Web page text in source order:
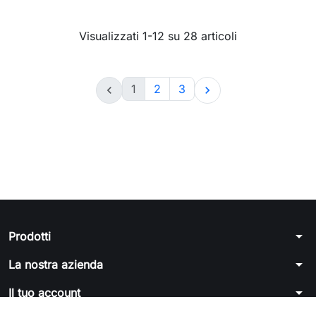
Visualizzati 1-12 su 28 articoli
 1 2 3 
Prodotti arrow_drop_down
La nostra azienda arrow_drop_down
Il tuo account arrow_drop_down